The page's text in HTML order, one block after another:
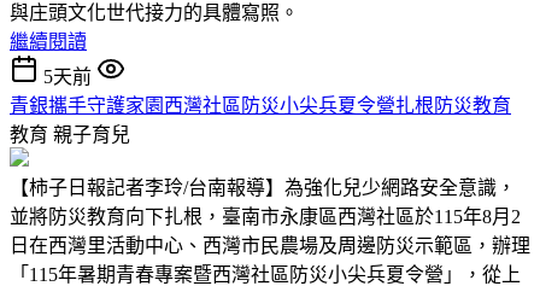
與庄頭文化世代接力的具體寫照。
繼續閱讀
5天前
青銀攜手守護家園西灣社區防災小尖兵夏令營扎根防災教育
教育 親子育兒
【柿子日報記者李玲/台南報導】為強化兒少網路安全意識，
並將防災教育向下扎根，臺南市永康區西灣社區於115年8月2
日在西灣里活動中心、西灣市民農場及周邊防災示範區，辦理
「115年暑期青春專案暨西灣社區防災小尖兵夏令營」，從上